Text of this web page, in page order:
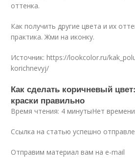
оттенка.
Как получить другие цвета и их
практика. Жми на иконку.
Источник: https://lookcolor.ru/
korichnevyj/
Как сделать коричневый
краски правильно
Время чтения: 4 минутыНет
Ссылка на статью успешно
Отправим материал вам на e-mail